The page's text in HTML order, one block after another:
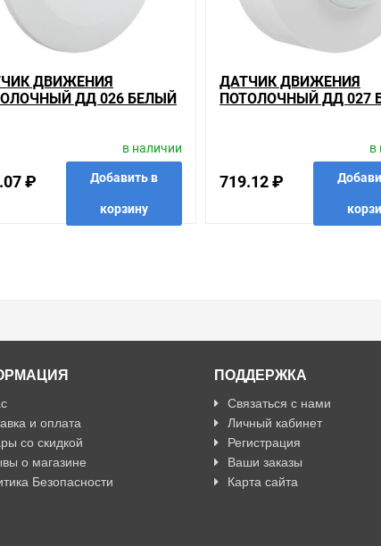
ДВИЖЕНИЯ
ДД 026 БЕЛЫЙ
₽
в наличии
Добавить в
корзину
ДАТЧИК ДВИЖЕНИЯ
ПОТОЛОЧНЫЙ ДД 027
719.12 ₽
в
и оплата
со скидкой
о магазине
Безопасности
ПОДДЕРЖКА
Связаться с нами
Личный кабинет
Регистрация
Ваши заказы
Карта сайта